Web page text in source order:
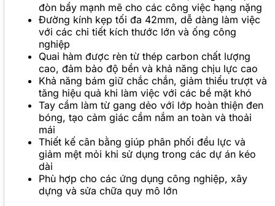
đòn bẩy mạnh mẽ cho các công việc hạng nặng
Đường kính kẹp tối đa 42mm, dễ dàng làm việc
với các chi tiết kích thước lớn và ống công
nghiệp
Quai hàm được rèn từ thép carbon chất lượng
cao, đảm bảo độ bền và khả năng chịu lực cao
Khả năng bám giữ chắc chắn, giảm thiểu trượt và
tăng hiệu quả khi làm việc với các bề mặt khó
Tay cầm làm từ gang dẻo với lớp hoàn thiện đen
bóng, tạo cảm giác cầm nắm an toàn và thoải
mái
Thiết kế cân bằng giúp phân phối đều lực và
giảm mệt mỏi khi sử dụng trong các dự án kéo
dài
Phù hợp cho các ứng dụng công nghiệp, xây
dựng và sửa chữa quy mô lớn